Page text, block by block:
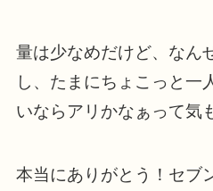
量は少なめだけど、なん
し、たまにちょこっと一
いならアリかなぁって気
本当にありがとう！セブ